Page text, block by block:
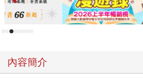
內容簡介